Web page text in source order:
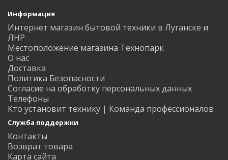
Информация
Интернет магазин бытовой техники в Луганске и
ЛНР
Местоположение магазина Технопарк
О нас
Доставка
Политика Безопасности
Согласие на обработку персональных данных
Телефоны
Кто установит технику | Команда профессионалов
Служба поддержки
Контакты
Возврат товара
Карта сайта